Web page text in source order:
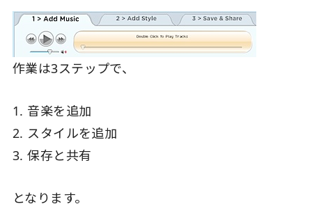
作業は3ステップで、
1. 音楽を追加
2. スタイルを追加
3. 保存と共有
となります。